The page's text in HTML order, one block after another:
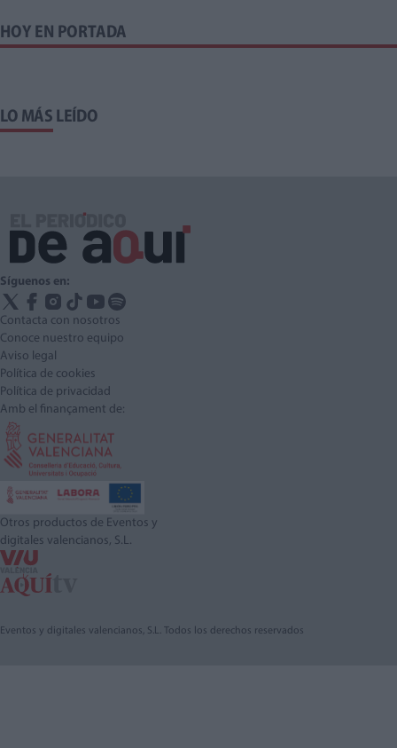
HOY EN PORTADA
LO MÁS LEÍDO
Síguenos en:
Contacta con nosotros
Conoce nuestro equipo
Aviso legal
Política de cookies
Política de privacidad
Amb el finançament de:
Otros productos de Eventos y
digitales valencianos, S.L.
Eventos y digitales valencianos, S.L. Todos los derechos reservados